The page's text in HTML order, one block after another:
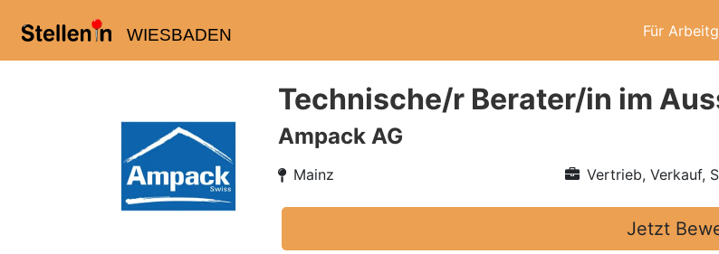
WIESBADEN Für
Technische/r Berater/in im
Ampack AG
Mainz Vertrieb, Verkauf,
Jetzt